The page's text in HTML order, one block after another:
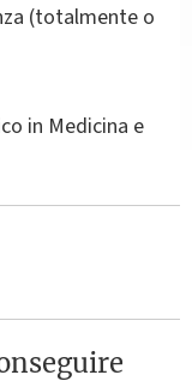
(totalmente o
in Medicina e